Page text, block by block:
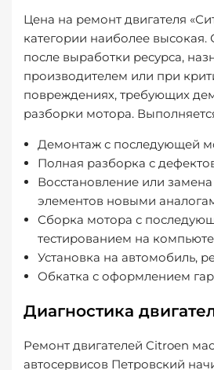
Цена на ремонт двигателя
категории наиболее высокая.
после выработки ресурса,
производителем или при
повреждениях, требующих
разборки мотора.
Демонтаж с последующей
Полная разборка с
Восстановление или
элементов новыми
Сборка мотора с
тестированием на
Установка на автомобиль,
Обкатка с оформлением
Диагностика
Ремонт двигателей Citroen
автосервисов Петровский